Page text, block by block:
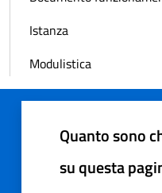
Istanza
Modulistica
Quanto sono
su questa